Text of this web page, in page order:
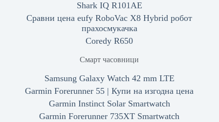
Shark IQ R101AE
Сравни цена eufy RoboVac X8 Hybrid робот
прахосмукачка
Coredy R650
Смарт часовници
Samsung Galaxy Watch 42 mm LTE
Garmin Forerunner 55 | Купи на изгодна цена
Garmin Instinct Solar Smartwatch
Garmin Forerunner 735XT Smartwatch